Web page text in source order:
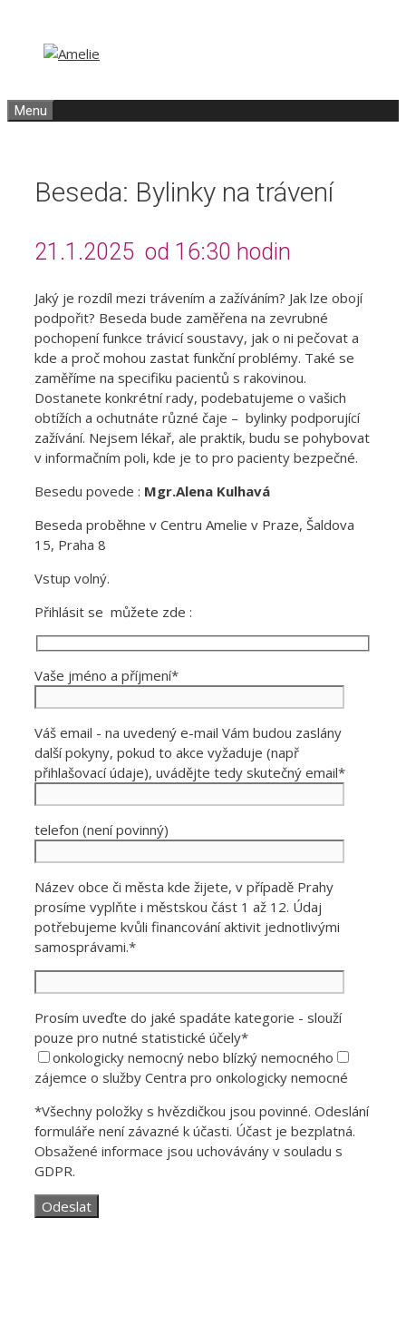
obsah
obsah
Menu
Beseda: Bylinky na trávení
21.1.2025 od 16:30 hodin
Jaký je rozdíl mezi trávením a zažíváním? Jak lze obojí
podpořit? Beseda bude zaměřena na zevrubné
pochopení funkce trávicí soustavy, jak o ni pečovat a
kde a proč mohou zastat funkční problémy. Také se
zaměříme na specifiku pacientů s rakovinou.
Dostanete konkrétní rady, podebatujeme o vašich
obtížích a ochutnáte různé čaje – bylinky podporující
zažívání. Nejsem lékař, ale praktik, budu se pohybovat
v informačním poli, kde je to pro pacienty bezpečné.
Besedu povede : Mgr.Alena Kulhavá
Beseda proběhne v Centru Amelie v Praze, Šaldova
15, Praha 8
Vstup volný.
Přihlásit se můžete zde :
Vaše jméno a příjmení*
Váš email - na uvedený e-mail Vám budou zaslány
další pokyny, pokud to akce vyžaduje (např
přihlašovací údaje), uvádějte tedy skutečný email*
telefon (není povinný)
Název obce či města kde žijete, v případě Prahy
prosíme vyplňte i městskou část 1 až 12. Údaj
potřebujeme kvůli financování aktivit jednotlivými
samosprávami.*
Prosím uveďte do jaké spadáte kategorie - slouží
pouze pro nutné statistické účely*
onkologicky nemocný nebo blízký nemocného
zájemce o služby Centra pro onkologicky nemocné
*Všechny položky s hvězdičkou jsou povinné. Odeslání
formuláře není závazné k účasti. Účast je bezplatná.
Obsažené informace jsou uchovávány v souladu s
GDPR.